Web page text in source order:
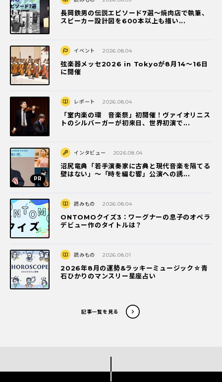
長岡鉄男の伝説エピソード7選〜焼肉店で執筆、
スピーカー設計図を600本以上も描い...
イベント 2026.08.04
弦楽器メッセ2026 in Tokyoが8月14～16日
に開催
レポート 2026.08.04
「室内楽の環 音楽祭」初開催！ヴァイオリニス
トのシルバーガーが初来日、世界初演で...
インタビュー 2026.08.04
沼尻竜典「若手演奏家に古典と現代音楽を隔てる
壁はない」～「時を編む響」公演への誘...
読みもの 2026.08.04
ONTOMOクイズ3：ワーグナーの息子のオペラ
デビュー作のタイトルは？
読みもの 2026.08.01
2026年8月の運勢&ラッキーミュージック☆青
石ひかりのマンスリー星座占い
記事一覧を見る